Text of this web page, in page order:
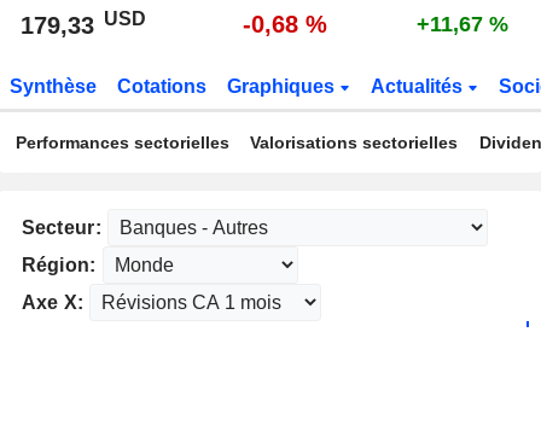
179,33 USD -0,68 % +11,67 %
Synthèse Cotations Graphiques Actualités
Performances sectorielles Valorisations sectorielles
Secteur:
Région:
Axe X: